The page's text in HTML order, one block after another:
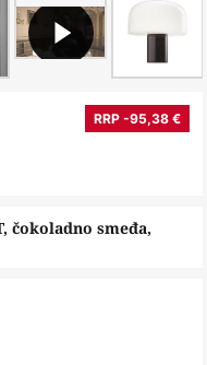
čokoladno smeđa,
RRP -95,38 €